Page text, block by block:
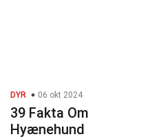
DYR 06 okt 2024
39 Fakta Om
Hyænehund